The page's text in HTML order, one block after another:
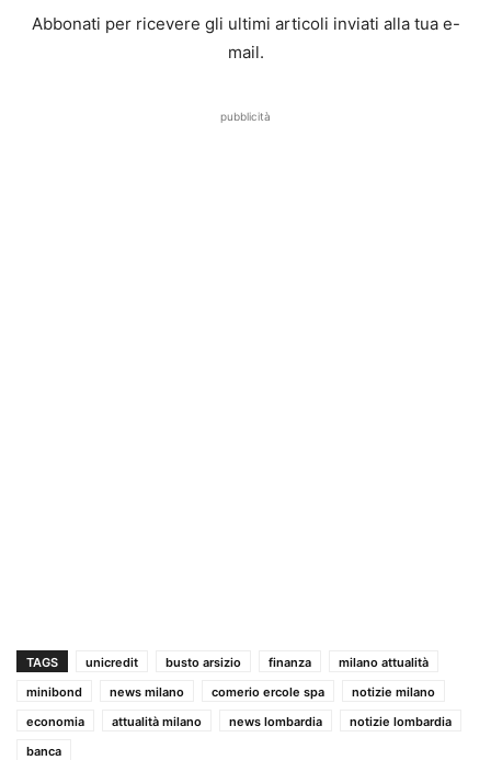
Abbonati per ricevere gli ultimi articoli inviati alla tua e-
mail.
pubblicità
TAGS unicredit busto arsizio finanza
milano attualità
minibond
news milano comerio ercole spa
notizie milano
economia
attualità milano news lombardia
notizie lombardia
banca